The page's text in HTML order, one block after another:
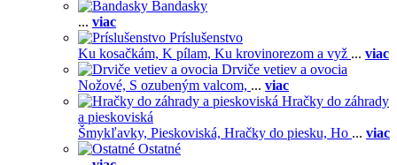
Bandasky
... viac
Príslušenstvo
Ku kosačkám, K pílam, Ku krovinorezom a vyž ... viac
Drviče vetiev a ovocia
Nožové, S ozubeným valcom, ... viac
Hračky do záhrady
a pieskoviská
Šmykľavky, Pieskoviská, Hračky do piesku, Ho ... viac
Ostatné